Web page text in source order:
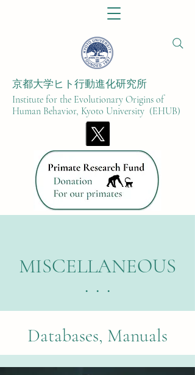
京都大学ヒト行動進化研究所​
Institute for the Evolutionary Origins of
Human Behavior, Kyoto University (EHUB)
MISCELLANEOUS
・・・
Databases, Manuals